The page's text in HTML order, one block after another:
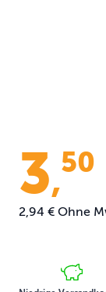
3,50
2,94 € Ohne